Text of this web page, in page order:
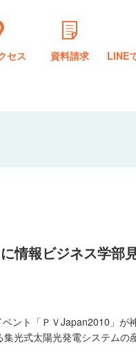
セス 資料請求 LINE
情報ビジネス学部
ント「ＰＶJapan2010」が
光式太陽光発電システムの